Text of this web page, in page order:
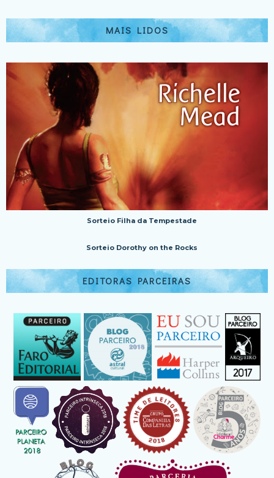
MAIS LIDOS
Sorteio Filha da Tempestade
Sorteio Dorothy on the Rocks
EDITORAS PARCEIRAS